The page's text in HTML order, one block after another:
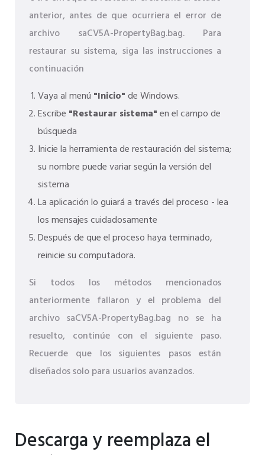
anterior, antes de que ocurriera el error de
archivo saCV5A-PropertyBag.bag. Para
restaurar su sistema, siga las instrucciones a
continuación
Vaya al menú "Inicio"de Windows.
Escribe "Restaurar sistema"en el campo de
búsqueda
Inicie la herramienta de restauración del sistema;
su nombre puede variar según la versión del
sistema
La aplicación lo guiará a través del proceso - lea
los mensajes cuidadosamente
Después de que el proceso haya terminado,
reinicie su computadora.
Si todos los métodos mencionados
anteriormente fallaron y el problema del
archivo saCV5A-PropertyBag.bag no se ha
resuelto, continúe con el siguiente paso.
Recuerde que los siguientes pasos están
diseñados solo para usuarios avanzados.
Descarga y reemplaza el